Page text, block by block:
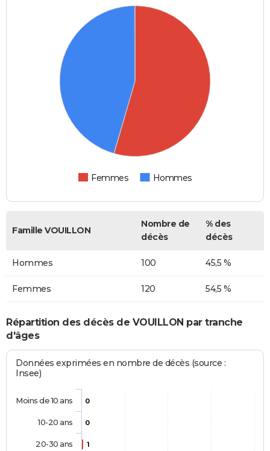
Femmes Hommes
Famille VOUILLON
Nombre de
décès
% des
décès
Hommes 100 45,5 %
Femmes 120 54,5 %
Répartition des décès de VOUILLON par tranche
d'âges
Données exprimées en nombre de décès (source :
Insee)
0
0
1
Moins de 10 ans
10-20 ans
20-30 ans